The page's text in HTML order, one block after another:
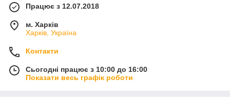
Працює з 12.07.2018
м. Харків
Харків, Україна
Контакти
Сьогодні працює з 10:00 до 16:00
Показати весь графік роботи